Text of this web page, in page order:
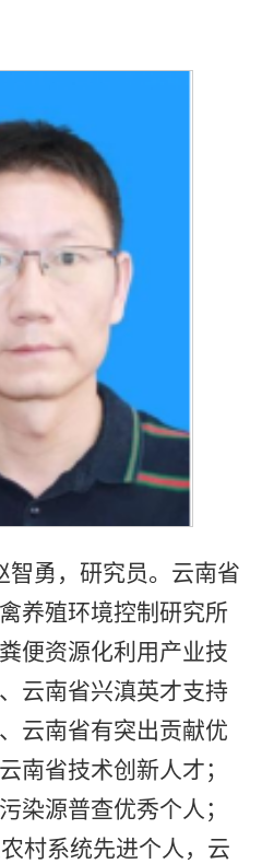
智勇，研究员。云南省
养殖环境控制研究所
便资源化利用产业技
云南省兴滇英才支持
云南省有突出贡献优
南省技术创新人才；
染源普查优秀个人；
村系统先进个人，云